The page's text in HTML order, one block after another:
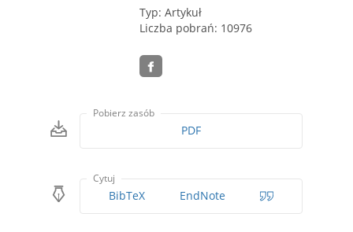
Typ: Artykuł
Liczba pobrań: 10976
Pobierz zasób
PDF
Cytuj
BibTeX EndNote